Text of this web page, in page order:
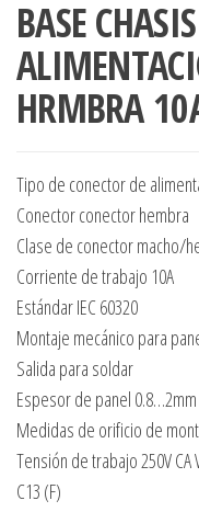
BASE
HRMBRA
Tipo de conector de
Conector conector hembra
Clase de conector macho/
Corriente de trabajo 10A
Estándar IEC 60320
Montaje mecánico para
Salida para soldar
Espesor de panel 0.8…2mm
Medidas de orificio de
Tensión de trabajo 250V
C13 (F)